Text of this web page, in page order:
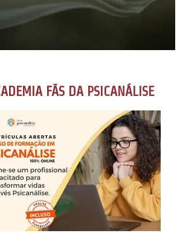
FÃS DA PSICANÁLISE